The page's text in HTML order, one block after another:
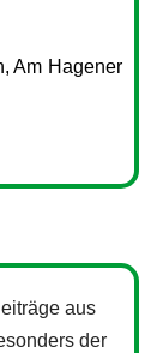
Am Hagener
aus
der